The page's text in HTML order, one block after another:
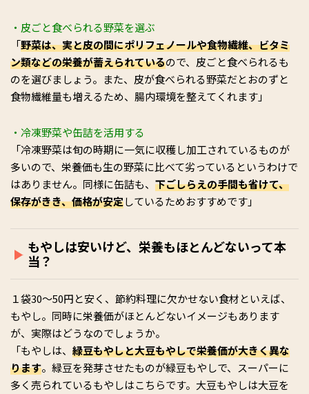
・皮ごと食べられる野菜を選ぶ
「野菜は、実と皮の間にポリフェノールや食物繊維、ビタミ
ン類などの栄養が蓄えられているので、皮ごと食べられるも
のを選びましょう。また、皮が食べられる野菜だとおのずと
食物繊維量も増えるため、腸内環境を整えてくれます」
・冷凍野菜や缶詰を活用する
「冷凍野菜は旬の時期に一気に収穫し加工されているものが
多いので、栄養価も生の野菜に比べて劣っているというわけで
はありません。同様に缶詰も、 下ごしらえの手間も省けて、
保存がきき、価格が安定しているためおすすめです」
もやしは安いけど、栄養もほとんどないって本
当？
１袋30～50円と安く、節約料理に欠かせない食材といえば、
もやし。同時に栄養価がほとんどないイメージもあります
が、実際はどうなのでしょうか。
「もやしは、 緑豆もやしと大豆もやしで栄養価が大きく異な
ります。緑豆を発芽させたものが緑豆もやしで、スーパーに
多く売られているもやしはこちらです。大豆もやしは大豆を